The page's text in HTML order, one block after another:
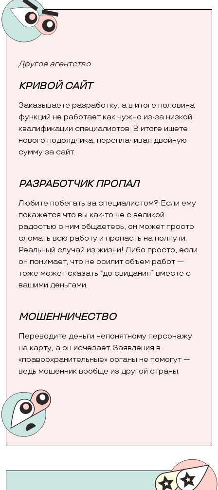
Другое агентство
КРИВОЙ САЙТ
Заказываете разработку, а в итоге половина
функций не работает как нужно из-за низкой
квалификации специалистов. В итоге ищете
нового подрядчика, переплачивая двойную
сумму за сайт.
РАЗРАБОТЧИК ПРОПАЛ
Любите побегать за специалистом? Если ему
покажется что вы как-то не с великой
радостью с ним общаетесь, он может просто
сломать всю работу и пропасть на полпути.
Реальный случай из жизни! Либо просто, если
он понимает, что не осилит объем работ —
тоже может сказать “до свидания” вместе с
вашими деньгами.
МОШЕННИЧЕСТВО
Переводите деньги непонятному персонажу
на карту, а он исчезает. Заявления в
«правоохранительные» органы не помогут —
ведь мошенник вообще из другой страны.